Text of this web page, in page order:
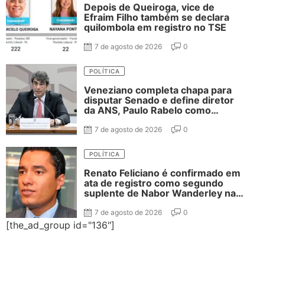
Depois de Queiroga, vice de
Efraim Filho também se declara
quilombola em registro no TSE
7 de agosto de 2026 0
POLÍTICA
Veneziano completa chapa para
disputar Senado e define diretor
da ANS, Paulo Rabelo como
7 de agosto de 2026 0
POLÍTICA
Renato Feliciano é confirmado em
ata de registro como segundo
suplente de Nabor Wanderley na
7 de agosto de 2026 0
[the_ad_group id="136"]